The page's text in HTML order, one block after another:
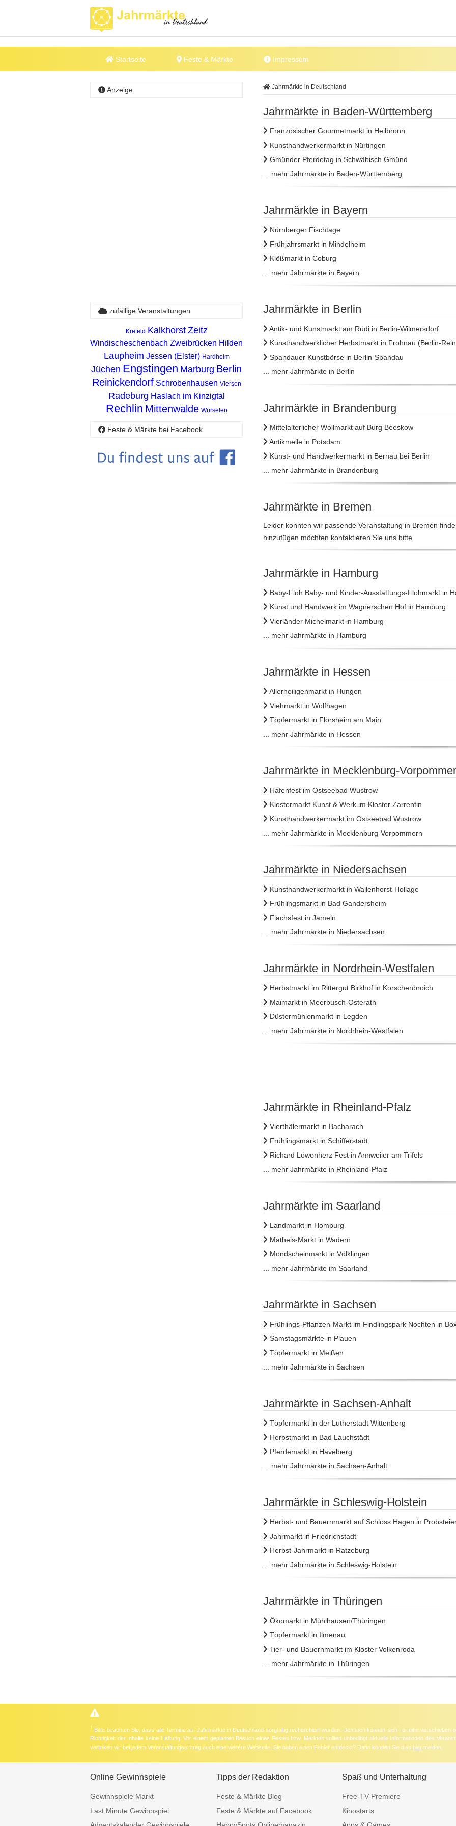
Startseite Feste & Märkte Impressum
Jahrmärkte in Deutschland
Jahrmärkte in Baden-Württemberg
Französischer Gourmetmarkt in Heilbronn
Kunsthandwerkermarkt in Nürtingen
Gmünder Pferdetag in Schwäbisch Gmünd
... mehr Jahrmärkte in Baden-Württemberg
Jahrmärkte in Bayern
Nürnberger Fischtage
Frühjahrsmarkt in Mindelheim
Klößmarkt in Coburg
... mehr Jahrmärkte in Bayern
Anzeige
Jahrmärkte in Berlin
Antik- und Kunstmarkt am Rüdi in Berlin-Wilmersdorf
Kunsthandwerklicher Herbstmarkt in Frohnau (Berlin-
Spandauer Kunstbörse in Berlin-Spandau
... mehr Jahrmärkte in Berlin
Jahrmärkte in Brandenburg
Mittelalterlicher Wollmarkt auf Burg Beeskow
Antikmeile in Potsdam
Kunst- und Handwerkermarkt in Bernau bei Berlin
... mehr Jahrmärkte in Brandenburg
Jahrmärkte in Bremen
Leider konnten wir passende Veranstaltung in Bremen
hinzufügen möchten kontaktieren Sie uns bitte.
Jahrmärkte in Hamburg
Baby-Floh Baby- und Kinder-Ausstattungs-Flohmarkt in
Kunst und Handwerk im Wagnerschen Hof in Hamburg
Vierländer Michelmarkt in Hamburg
... mehr Jahrmärkte in Hamburg
Jahrmärkte in Hessen
Allerheiligenmarkt in Hungen
Viehmarkt in Wolfhagen
Töpfermarkt in Flörsheim am Main
... mehr Jahrmärkte in Hessen
Jahrmärkte in Mecklenburg-
Hafenfest im Ostseebad Wustrow
Klostermarkt Kunst & Werk im Kloster Zarrentin
Kunsthandwerkermarkt im Ostseebad Wustrow
... mehr Jahrmärkte in Mecklenburg-Vorpommern
Jahrmärkte in Niedersachsen
Kunsthandwerkermarkt in Wallenhorst-Hollage
Frühlingsmarkt in Bad Gandersheim
Flachsfest in Jameln
... mehr Jahrmärkte in Niedersachsen
Jahrmärkte in Nordrhein-Westfalen
Herbstmarkt im Rittergut Birkhof in Korschenbroich
Maimarkt in Meerbusch-Osterath
Düstermühlenmarkt in Legden
... mehr Jahrmärkte in Nordrhein-Westfalen
Jahrmärkte in Rheinland-Pfalz
Vierthälermarkt in Bacharach
Frühlingsmarkt in Schifferstadt
Richard Löwenherz Fest in Annweiler am Trifels
... mehr Jahrmärkte in Rheinland-Pfalz
Jahrmärkte im Saarland
Landmarkt in Homburg
Matheis-Markt in Wadern
Mondscheinmarkt in Völklingen
... mehr Jahrmärkte im Saarland
Jahrmärkte in Sachsen
Frühlings-Pflanzen-Markt im Findlingspark Nochten in
Samstagsmärkte in Plauen
Töpfermarkt in Meißen
... mehr Jahrmärkte in Sachsen
Jahrmärkte in Sachsen-Anhalt
Töpfermarkt in der Lutherstadt Wittenberg
Herbstmarkt in Bad Lauchstädt
Pferdemarkt in Havelberg
... mehr Jahrmärkte in Sachsen-Anhalt
Jahrmärkte in Schleswig-Holstein
Herbst- und Bauernmarkt auf Schloss Hagen in
Jahrmarkt in Friedrichstadt
Herbst-Jahrmarkt in Ratzeburg
... mehr Jahrmärkte in Schleswig-Holstein
Jahrmärkte in Thüringen
Ökomarkt in Mühlhausen/Thüringen
Töpfermarkt in Ilmenau
Tier- und Bauernmarkt im Kloster Volkenroda
... mehr Jahrmärkte in Thüringen
zufällige Veranstaltungen
Krefeld Kalkhorst Zeitz
Windischeschenbach Zweibrücken Hilden
Laupheim Jessen (Elster) Hardheim
Jüchen Engstingen Marburg Berlin
Reinickendorf Schrobenhausen Viersen
Radeburg Haslach im Kinzigtal
Rechlin Mittenwalde Würselen
Feste & Märkte bei Facebook
1 Bitte beachten Sie, dass alle Termine auf Jahrmärkte in Deutschland sorgfältig recherchiert wurden. Dennoch können sich Termine verschieben
Richtigkeit der Inhalte keine Haftung. Vor einem geplanten Besuch eines Festes bzw. Marktes sollten unbedingt aktuelle Informationen des
verlinken wir bei jedem Veranstaltungseintrag auch eine weitere Webseite. Sie haben einen Fehler entdeckt? Dann können Sie dies hier melden.
Online Gewinnspiele
Gewinnspiele Markt
Last Minute Gewinnspiel
Tipps der Redaktion
Feste & Märkte Blog
Feste & Märkte auf Facebook
Spaß und Unterhaltung
Free-TV-Premiere
Kinostarts